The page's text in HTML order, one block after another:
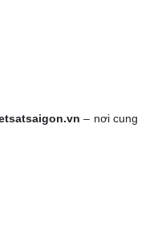
– nơi cung